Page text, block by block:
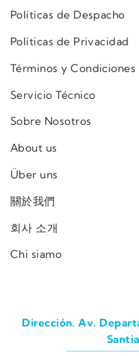
Políticas de Despacho
Políticas de Privacidad
Términos y Condiciones
Servicio Técnico
Sobre Nosotros
About us
Über uns
關於我們
회사 소개
Chi siamo
Dirección. Av.